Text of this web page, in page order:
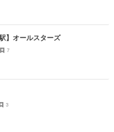
】オールスターズ
7
3